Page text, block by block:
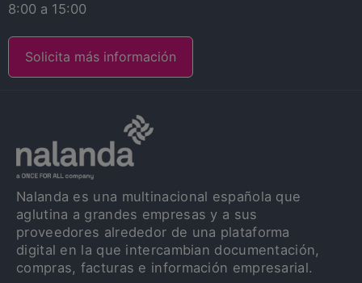
8:00 a 15:00
Solicita más información
Nalanda es una multinacional española que
aglutina a grandes empresas y a sus
proveedores alrededor de una plataforma
digital en la que intercambian documentación,
compras, facturas e información empresarial.